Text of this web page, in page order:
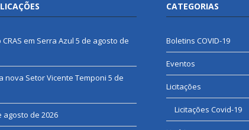
em Serra Azul 5 de agosto de
nova Setor Vicente Temponi 5 de
agosto de 2026
CATEGORIAS
Boletins COVID-19
Eventos
Licitações
Licitações Covid-19